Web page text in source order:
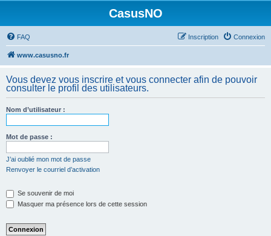
CasusNO
FAQ Connexion
Inscription
www.casusno.fr
Vous devez vous inscrire et vous connecter afin de pouvoir
consulter le profil des utilisateurs.
Nom d’utilisateur :
Mot de passe :
J’ai oublié mon mot de passe
Renvoyer le courriel d’activation
Se souvenir de moi
Masquer ma présence lors de cette session